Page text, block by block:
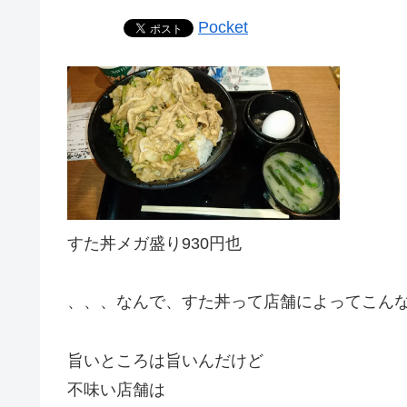
Pocket
すた丼メガ盛り930円也
、、、なんで、すた丼って店舗によってこん
旨いところは旨いんだけど
不味い店舗は